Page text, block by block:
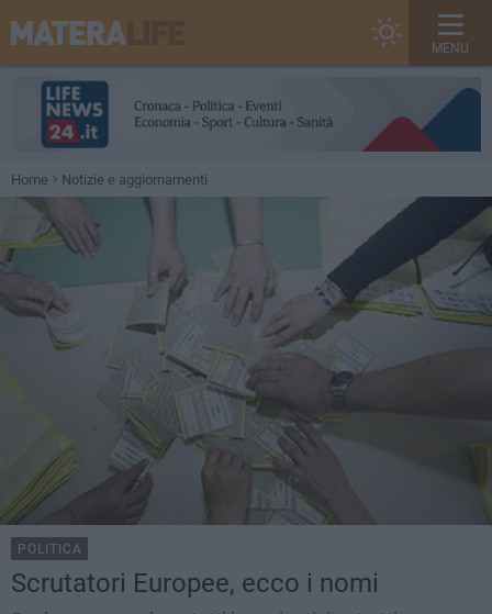
MENU
Home Notizie e aggiornamenti
POLITICA
Scrutatori Europee, ecco i nomi